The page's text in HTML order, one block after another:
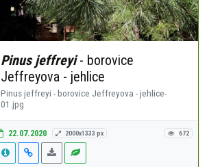
Pinus jeffreyi- borovice
Jeffreyova - jehlice
Pinus jeffreyi - borovice Jeffreyova - jehlice-
01.jpg
22.07.2020 2000x1333 px 672